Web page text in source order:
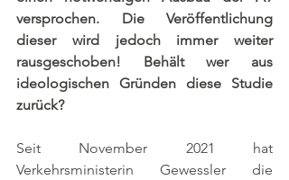
versprochen. Die Veröffentlichung
dieser wird jedoch immer weiter
rausgeschoben! Behält wer aus
ideologischen Gründen diese Studie
zurück?
Seit November 2021 hat
Verkehrsministerin Gewessler die